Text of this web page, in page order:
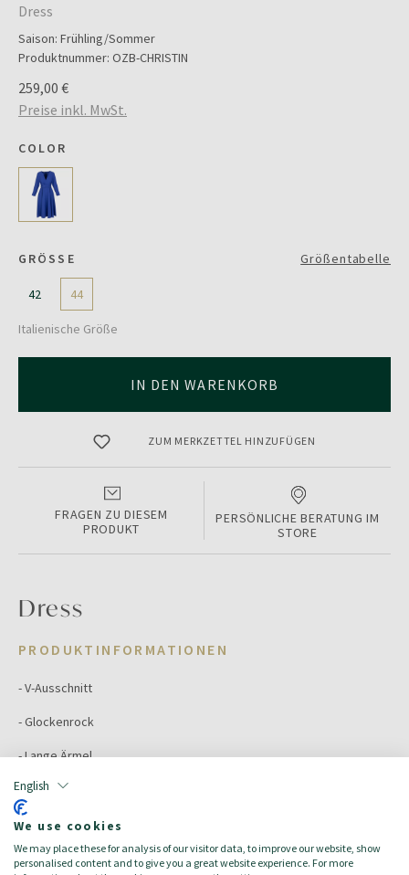
English
We use cookies
We may place these for analysis of our visitor data, to improve our website, show
personalised content and to give you a great website experience. For more
Dress
Saison: Frühling/Sommer
Produktnummer: OZB-CHRISTIN
259,00 €
Preise inkl. MwSt.
COLOR
GRÖSSE Größentabelle
42 44
Italienische Größe
IN DEN WARENKORB
ZUM MERKZETTEL HINZUFÜGEN
FRAGEN ZU DIESEM
PRODUKT
PERSÖNLICHE BERATUNG IM
STORE
Dress
PRODUKTINFORMATIONEN
- V-Ausschnitt
- Glockenrock
- Lange Ärmel
- Tailliert
Color: Bluette
Größe: 44